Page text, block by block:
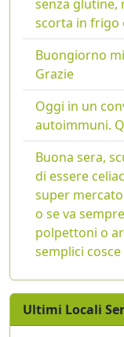
senza glutine,
scorta in frigo
Buongiorno
Grazie
Oggi in un
autoimmuni.
Buona sera,
di essere
super
o se va
polpettoni o
semplici
Ultimi Locali